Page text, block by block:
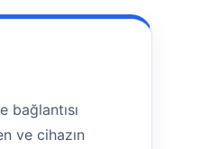
bağlantısı
ve cihazın